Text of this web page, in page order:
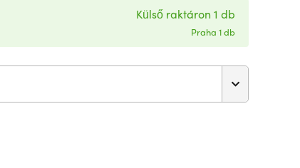
Külső raktáron 1 db
Praha 1 db